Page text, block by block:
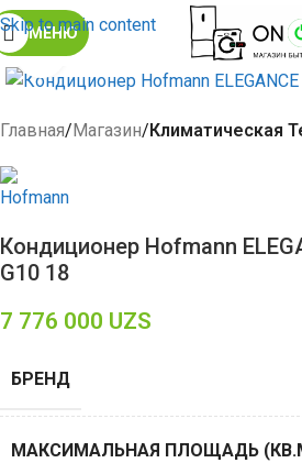
Skip to main content
МЕНЮ
Click to enlarge
Главная Магазин Климатическая
Кондиционер Hofmann
G10 18
7 776 000 UZS
БРЕНД
МАКСИМАЛЬНАЯ ПЛОЩАДЬ